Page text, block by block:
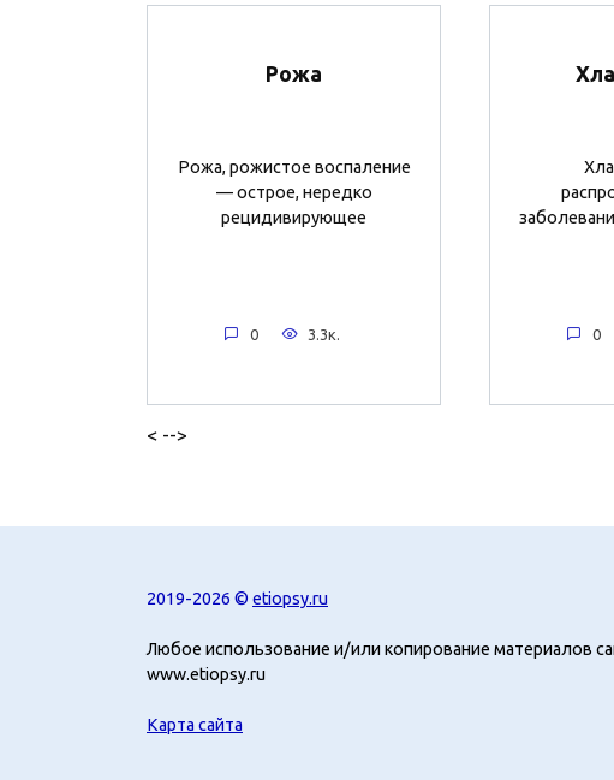
Рожа
Рожа, рожистое воспаление
— острое, нередко
рецидивирующее
0 3.3к. 0
< -->
2019-2026 © etiopsy.ru
Любое использование и/или копирование материалов
www.etiopsy.ru
Карта сайта